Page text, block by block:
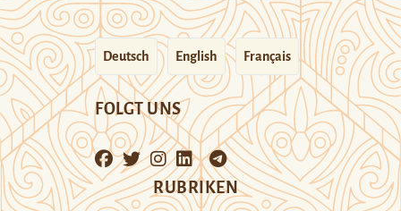
Deutsch English Français
FOLGT UNS
RUBRIKEN